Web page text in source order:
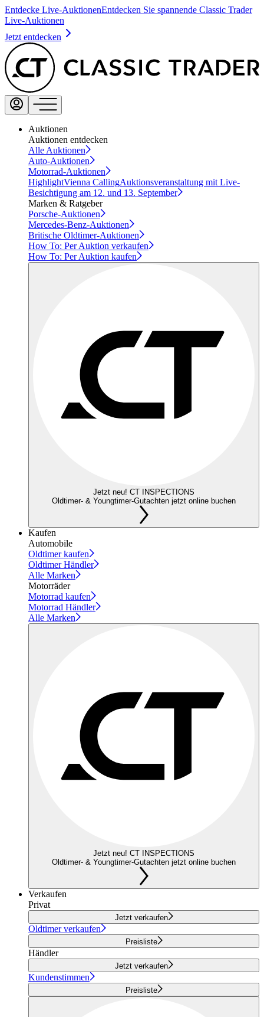
Entdecke Live-AuktionenEntdecken Sie spannende Classic Trader
Live-Auktionen
Jetzt entdecken
Auktionen
Auktionen entdecken
Alle Auktionen
Auto-Auktionen
Motorrad-Auktionen
HighlightVienna CallingAuktionsveranstaltung mit Live-
Besichtigung am 12. und 13. September
Marken & Ratgeber
Porsche-Auktionen
Mercedes-Benz-Auktionen
Britische Oldtimer-Auktionen
How To: Per Auktion verkaufen
How To: Per Auktion kaufen
Jetzt neu! CT INSPECTIONS
Oldtimer- & Youngtimer-Gutachten jetzt online buchen
Kaufen
Automobile
Oldtimer kaufen
Oldtimer Händler
Alle Marken
Motorräder
Motorrad kaufen
Motorrad Händler
Alle Marken
Jetzt neu! CT INSPECTIONS
Oldtimer- & Youngtimer-Gutachten jetzt online buchen
Verkaufen
Privat
Jetzt verkaufen
Oldtimer verkaufen
Preisliste
Händler
Jetzt verkaufen
Kundenstimmen
Preisliste